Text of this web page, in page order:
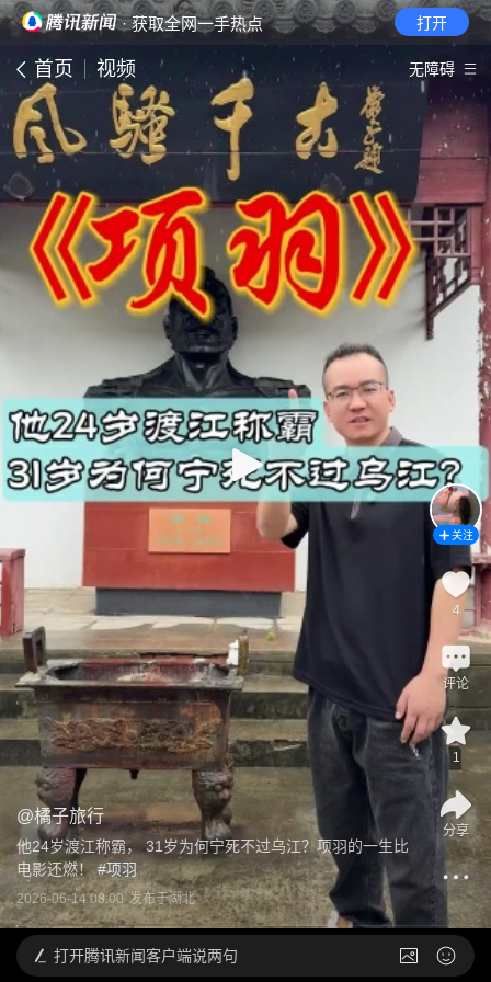
· 获取全网一手热点 打开
首页 视频 无障碍
@橘子旅行
他24岁渡江称霸， 31岁为何宁死不过乌江？项羽的一生比
电影还燃！ #项羽
2026-06-14 08:00 发布于湖北
关注
4
评论
1
分享
打开腾讯新闻客户端说两句